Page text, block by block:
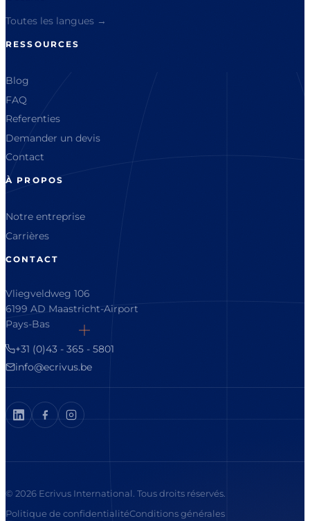
Toutes les langues →
RESSOURCES
Blog
FAQ
Referenties
Demander un devis
Contact
À PROPOS
Notre entreprise
Carrières
CONTACT
Vliegveldweg 106
6199 AD Maastricht-Airport
Pays-Bas
+31 (0)43 - 365 - 5801
info@ecrivus.be
© 2026 Ecrivus International. Tous droits réservés.
Politique de confidentialitéConditions générales